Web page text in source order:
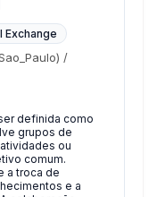
Exchange
/
definida como
grupos de
ou
comum.
a troca de
e a